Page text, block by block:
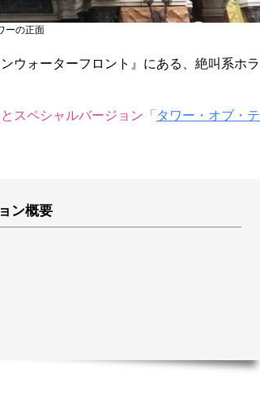
ーの正面
ウォーターフロント』にある、絶叫系ホラ
スペシャルバージョン「 タワー・オブ・テ
ン概要